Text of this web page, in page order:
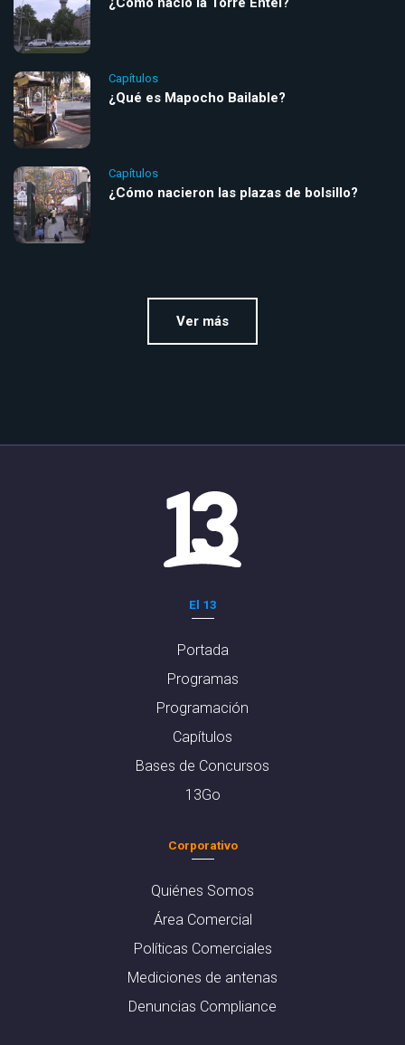
Capítulos
¿Qué es Mapocho Bailable?
Capítulos
¿Cómo nacieron las plazas de bolsillo?
Ver más
El 13
Portada
Programas
Programación
Capítulos
Bases de Concursos
13Go
Corporativo
Quiénes Somos
Área Comercial
Políticas Comerciales
Mediciones de antenas
Denuncias Compliance